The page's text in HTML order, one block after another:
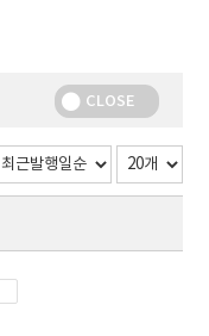
CLOSE